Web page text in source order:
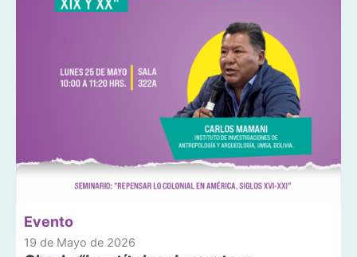
Evento
19 de Mayo de 2026